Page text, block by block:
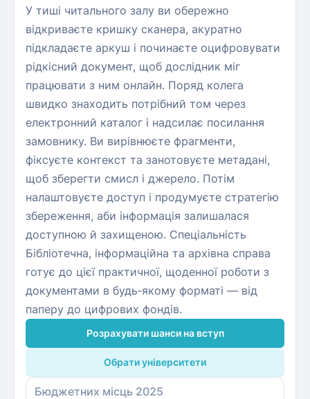
У тиші читального залу ви обережно
відкриваєте кришку сканера, акуратно
підкладаєте аркуш і починаєте оцифровувати
рідкісний документ, щоб дослідник міг
працювати з ним онлайн. Поряд колега
швидко знаходить потрібний том через
електронний каталог і надсилає посилання
замовнику. Ви вирівнюєте фрагменти,
фіксуєте контекст та занотовуєте метадані,
щоб зберегти смисл і джерело. Потім
налаштовуєте доступ і продумуєте стратегію
збереження, аби інформація залишалася
доступною й захищеною. Спеціальність
Бібліотечна, інформаційна та архівна справа
готує до цієї практичної, щоденної роботи з
документами в будь‑якому форматі — від
паперу до цифрових фондів.
Розрахувати шанси на вступ
Обрати університети
Бюджетних місць 2025